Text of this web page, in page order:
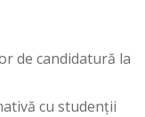
de candidatură la
cu studenţii